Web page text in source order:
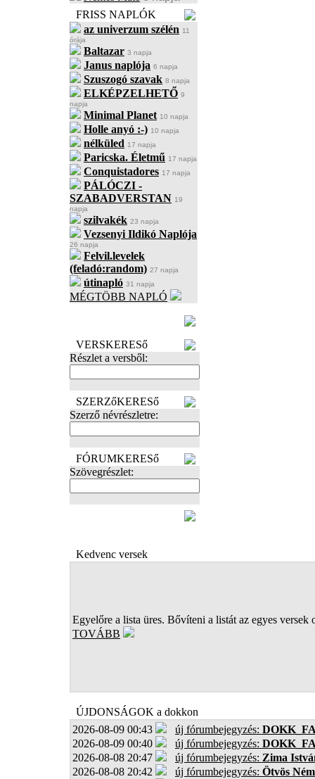
FRISS NAPLÓK
az univerzum szélén 11
órája
Baltazar 3 napja
Janus naplója 6 napja
Szuszogó szavak 8 napja
ELKÉPZELHETŐ 9
napja
Minimal Planet 10 napja
Holle anyó :-) 10 napja
nélküled 17 napja
Paricska. Életmű 17 napja
Conquistadores 17 napja
PÁLÓCZI -
SZABADVERSTAN 19
napja
szilvakék 23 napja
Vezsenyi Ildikó Naplója
26 napja
Felvil.levelek
(feladó:random) 27 napja
útinapló 31 napja
MÉGTÖBB NAPLÓ
VERSKERESő
Részlet a versből:
SZERZőKERESő
Szerző névrészletre:
FÓRUMKERESő
Szövegrészlet:
Kedvenc versek
Egyelőre a lista üres. Bővíteni a listát az egyes versek
TOVÁBB
ÚJDONSÁGOK a dokkon
2026-08-09 00:43
új fórumbejegyzés:
2026-08-09 00:40
új fórumbejegyzés:
2026-08-08 20:47
új fórumbejegyzés: Zima
2026-08-08 20:42
új fórumbejegyzés: Ötvös